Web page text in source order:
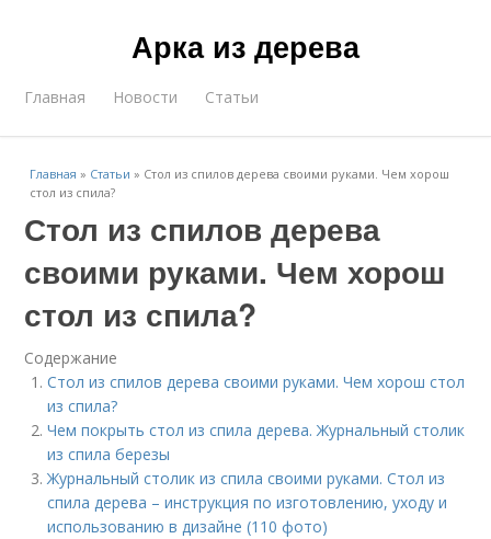
Арка из дерева
Главная Новости Статьи
Главная » Статьи » Стол из спилов дерева своими руками. Чем хорош
стол из спила?
Стол из спилов дерева
своими руками. Чем хорош
стол из спила?
Содержание
Стол из спилов дерева своими руками. Чем хорош стол
из спила?
Чем покрыть стол из спила дерева. Журнальный столик
из спила березы
Журнальный столик из спила своими руками. Стол из
спила дерева – инструкция по изготовлению, уходу и
использованию в дизайне (110 фото)